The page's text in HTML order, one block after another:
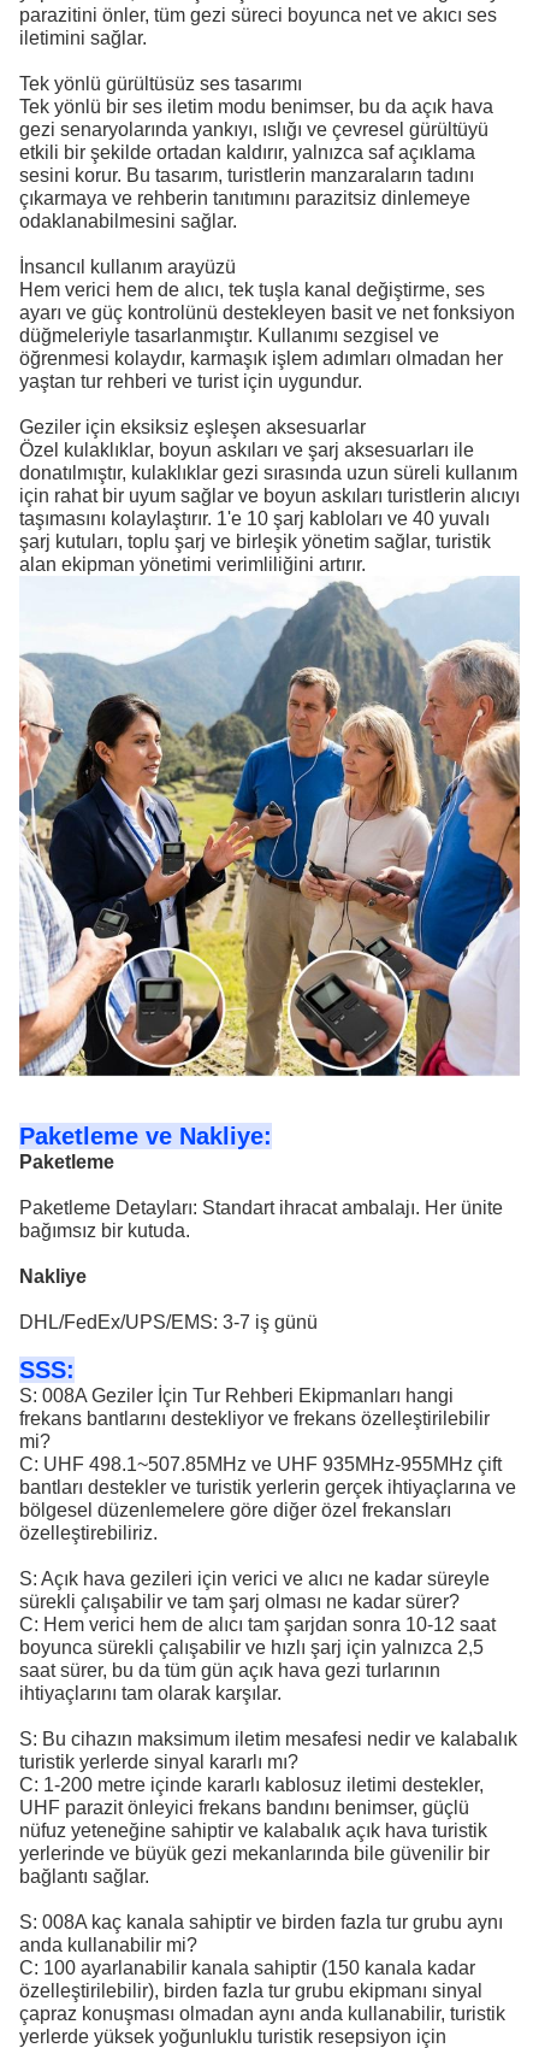
parazitini önler, tüm gezi süreci boyunca net ve akıcı ses
iletimini sağlar.
Tek yönlü gürültüsüz ses tasarımı
Tek yönlü bir ses iletim modu benimser, bu da açık hava
gezi senaryolarında yankıyı, ıslığı ve çevresel gürültüyü
etkili bir şekilde ortadan kaldırır, yalnızca saf açıklama
sesini korur. Bu tasarım, turistlerin manzaraların tadını
çıkarmaya ve rehberin tanıtımını parazitsiz dinlemeye
odaklanabilmesini sağlar.
İnsancıl kullanım arayüzü
Hem verici hem de alıcı, tek tuşla kanal değiştirme, ses
ayarı ve güç kontrolünü destekleyen basit ve net fonksiyon
düğmeleriyle tasarlanmıştır. Kullanımı sezgisel ve
öğrenmesi kolaydır, karmaşık işlem adımları olmadan her
yaştan tur rehberi ve turist için uygundur.
Geziler için eksiksiz eşleşen aksesuarlar
Özel kulaklıklar, boyun askıları ve şarj aksesuarları ile
donatılmıştır, kulaklıklar gezi sırasında uzun süreli kullanım
için rahat bir uyum sağlar ve boyun askıları turistlerin alıcıyı
taşımasını kolaylaştırır. 1'e 10 şarj kabloları ve 40 yuvalı
şarj kutuları, toplu şarj ve birleşik yönetim sağlar, turistik
alan ekipman yönetimi verimliliğini artırır.
Paketleme ve Nakliye:
Paketleme
Paketleme Detayları: Standart ihracat ambalajı. Her ünite
bağımsız bir kutuda.
Nakliye
DHL/FedEx/UPS/EMS: 3-7 iş günü
SSS:
S: 008A Geziler İçin Tur Rehberi Ekipmanları hangi
frekans bantlarını destekliyor ve frekans özelleştirilebilir
mi?
C: UHF 498.1~507.85MHz ve UHF 935MHz-955MHz çift
bantları destekler ve turistik yerlerin gerçek ihtiyaçlarına ve
bölgesel düzenlemelere göre diğer özel frekansları
özelleştirebiliriz.
S: Açık hava gezileri için verici ve alıcı ne kadar süreyle
sürekli çalışabilir ve tam şarj olması ne kadar sürer?
C: Hem verici hem de alıcı tam şarjdan sonra 10-12 saat
boyunca sürekli çalışabilir ve hızlı şarj için yalnızca 2,5
saat sürer, bu da tüm gün açık hava gezi turlarının
ihtiyaçlarını tam olarak karşılar.
S: Bu cihazın maksimum iletim mesafesi nedir ve kalabalık
turistik yerlerde sinyal kararlı mı?
C: 1-200 metre içinde kararlı kablosuz iletimi destekler,
UHF parazit önleyici frekans bandını benimser, güçlü
nüfuz yeteneğine sahiptir ve kalabalık açık hava turistik
yerlerinde ve büyük gezi mekanlarında bile güvenilir bir
bağlantı sağlar.
S: 008A kaç kanala sahiptir ve birden fazla tur grubu aynı
anda kullanabilir mi?
C: 100 ayarlanabilir kanala sahiptir (150 kanala kadar
özelleştirilebilir), birden fazla tur grubu ekipmanı sinyal
çapraz konuşması olmadan aynı anda kullanabilir, turistik
yerlerde yüksek yoğunluklu turistik resepsiyon için